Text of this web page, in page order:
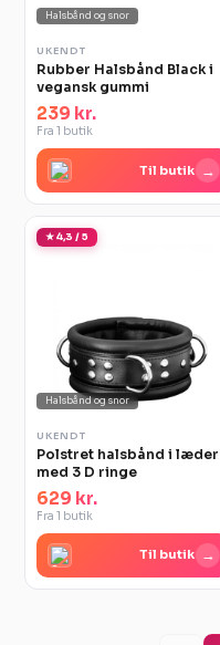
Halsbånd og snor
UKENDT
Rubber Halsbånd Black i
vegansk gummi
239 kr.
Fra 1 butik
Til butik →
★ 4,3 / 5
Halsbånd og snor
UKENDT
Polstret halsbånd i læder
med 3 D ringe
629 kr.
Fra 1 butik
Til butik →